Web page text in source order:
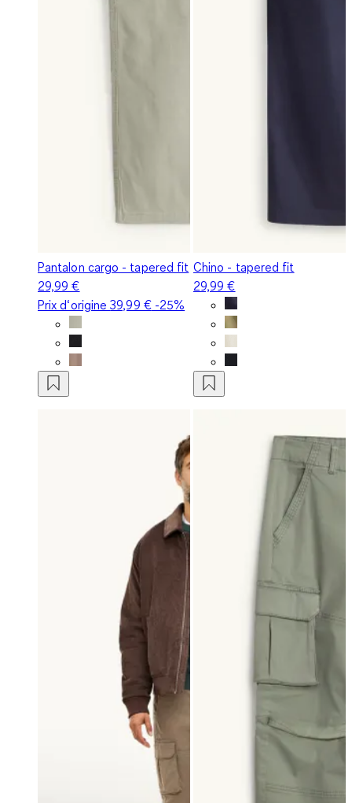
Pantalon cargo - tapered fit
29,99 €
Prix d‘origine39,99 €-25%
Chino - tapered fit
29,99 €